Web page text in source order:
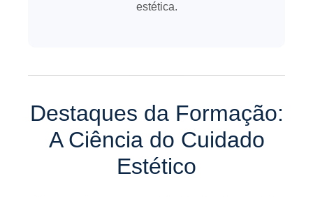
estética.
Destaques da Formação:
A Ciência do Cuidado
Estético